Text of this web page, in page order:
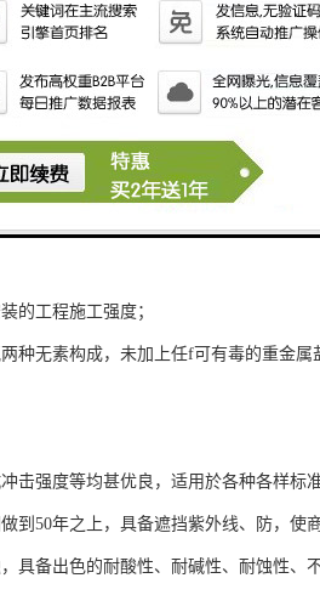
的工程施工强度；
种无素构成，未加上任f可有毒的重金
击强度等均甚优良，适用於各种各样标准
到50年之上，具备遮挡紫外线、防，使商
具备出色的耐酸性、耐碱性、耐蚀性、